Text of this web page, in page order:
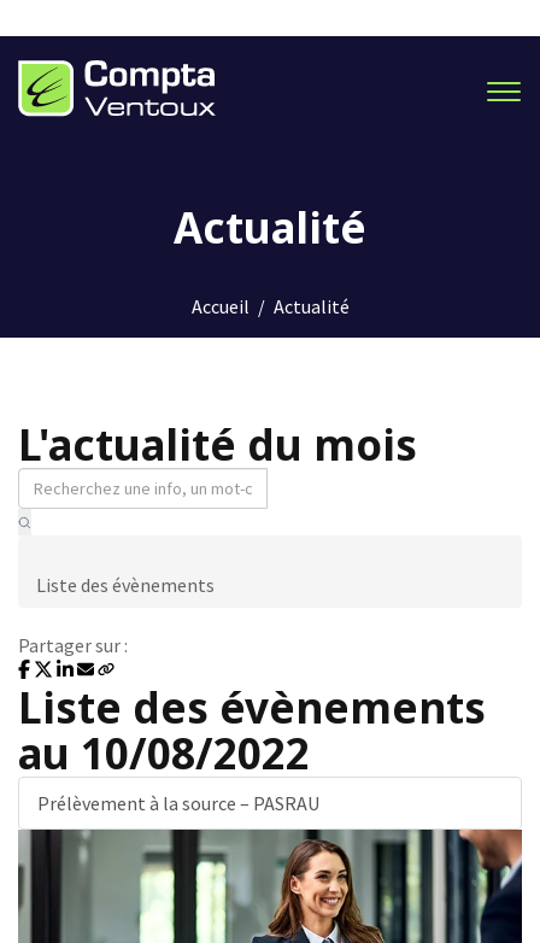
Actualité
Accueil / Actualité
L'actualité du mois
Liste des évènements
Partager sur :
Liste des évènements
au 10/08/2022
Prélèvement à la source – PASRAU